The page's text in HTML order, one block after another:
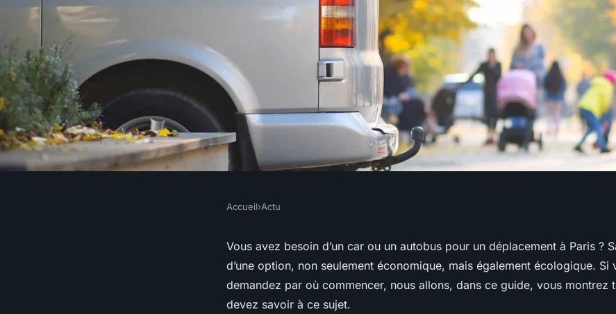
Location de véhicule avec chauffeur à
Paris, ce qu'il faut savoir
Accueil›Actu
Vous avez besoin d’un car ou un autobus pour un déplacement à Paris ?
d’une option, non seulement économique, mais également écologique. Si
demandez par où commencer, nous allons, dans ce guide, vous montrez
devez savoir à ce sujet.